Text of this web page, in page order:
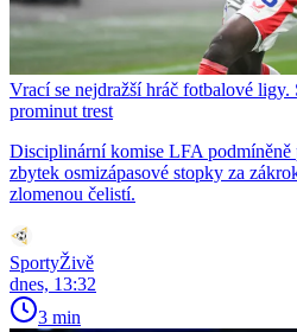
Vrací se nejdražší hráč fotbalové
prominut trest
Disciplinární komise LFA
zbytek osmizápasové stopky za
zlomenou čelistí.
SportyŽivě
dnes, 13:32
3 min